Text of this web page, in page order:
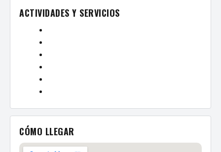
ACTIVIDADES Y SERVICIOS
CÓMO LLEGAR